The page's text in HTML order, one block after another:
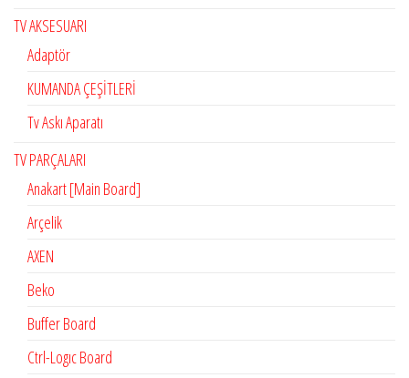
TV AKSESUARI
Adaptör
KUMANDA ÇEŞİTLERİ
Tv Askı Aparatı
TV PARÇALARI
Anakart [Main Board]
Arçelik
AXEN
Beko
Buffer Board
Ctrl-Logıc Board